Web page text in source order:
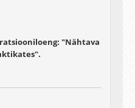
"Nähtava